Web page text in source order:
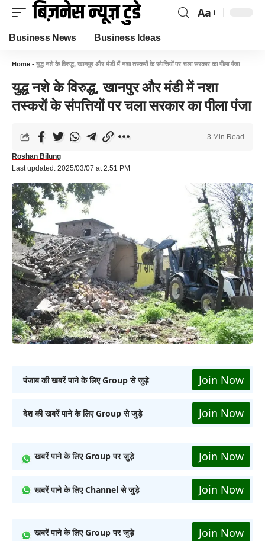
Aa
Business News Business Ideas
Home - युद्ध नशे के विरुद्ध, खानपुर और मंडी में नशा तस्करों के संपत्तियों पर चला सरकार का पीला पंजा
युद्ध नशे के विरुद्ध, खानपुर और मंडी में नशा
तस्करों के संपत्तियों पर चला सरकार का पीला पंजा
Last updated: 2025/03/07 at 2:51 PM
Roshan Bilung
3 Min Read
पंजाब की खबरें पाने के लिए Group से जुड़े Join Now
देश की खबरें पाने के लिए Group से जुड़े Join Now
खबरें पाने के लिए Group पर जुड़े Join Now
खबरें पाने के लिए Channel से जुड़े Join Now
खबरें पाने के लिए Group पर जुड़े Join Now